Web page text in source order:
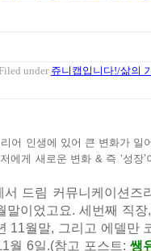
under 쥬니캡입니다!/삶의
어 인생에 있어 큰 변화가 일
에게 새로운 변화 & 즉 ‘성장’
드림 커뮤니케이션즈
말이었고요.세번째 직장
11월말, 그리고 에델만
월 6일.(참고 포스트 : 쌩